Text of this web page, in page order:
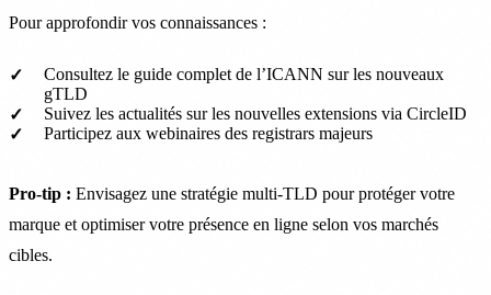
Pour approfondir vos connaissances :
Consultez le guide complet de l’ICANN sur les nouveaux
gTLD
Suivez les actualités sur les nouvelles extensions via CircleID
Participez aux webinaires des registrars majeurs
Pro-tip : Envisagez une stratégie multi-TLD pour protéger votre
marque et optimiser votre présence en ligne selon vos marchés
cibles.